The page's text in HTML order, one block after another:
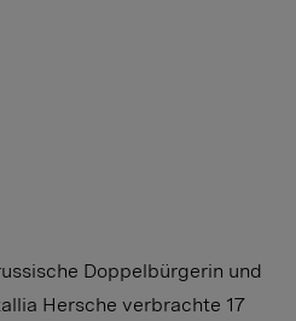
Doppelbürgerin und
Hersche verbrachte 17